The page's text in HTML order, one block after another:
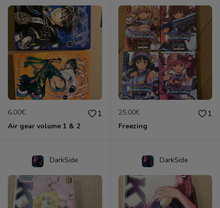
6.00€ 1
Air gear volume 1 & 2
25.00€ 1
Freezing
DarkSide DarkSide